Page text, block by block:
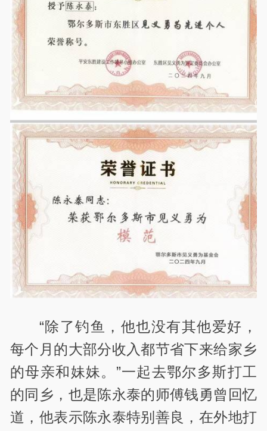
“除了钓鱼，他也没有其他爱好，
每个月的大部分收入都节省下来给家乡
的母亲和妹妹。”一起去鄂尔多斯打工
的同乡，也是陈永泰的师傅钱勇曾回忆
道，他表示陈永泰特别善良，在外地打